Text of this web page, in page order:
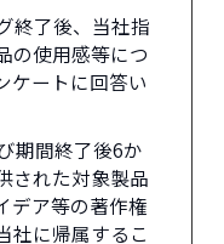
終了後、当社指
の使用感等につ
ケートに回答い
期間終了後6か
された対象製品
デア等の著作権
社に帰属するこ